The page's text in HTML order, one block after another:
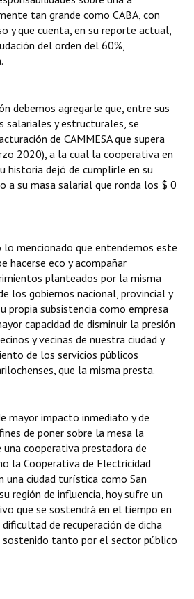
tan grande como CABA, con
y que cuenta, en su reporte actual,
del orden del 60%,
debemos agregarle que, entre sus
salariales y estructurales, se
de CAMMESA que supera
2020), a la cual la cooperativa en
historia dejó de cumplirle en su
a su masa salarial que ronda los $ 0
mencionado que entendemos este
hacerse eco y acompañar
planteados por la misma
los gobiernos nacional, provincial y
propia subsistencia como empresa
capacidad de disminuir la presión
y vecinas de nuestra ciudad y
de los servicios públicos
que la misma presta.
mayor impacto inmediato y de
de poner sobre la mesa la
cooperativa prestadora de
la Cooperativa de Electricidad
una ciudad turística como San
región de influencia, hoy sufre un
que se sostendrá en el tiempo en
de recuperación de dicha
tanto por el sector público